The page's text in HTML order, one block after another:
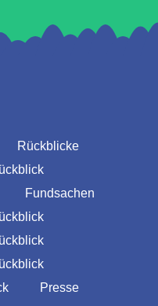
Rückblicke
Fundsachen
Presse